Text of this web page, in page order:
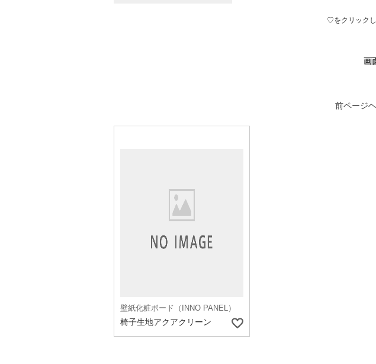
♡をクリックし
画
前ページヘ
壁紙化粧ボード（INNO PANEL）
椅子生地アクアクリーン